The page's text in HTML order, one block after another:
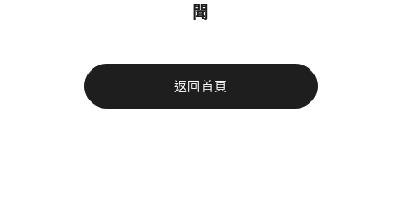
聞
返回首頁
今日熱門
今日熱門